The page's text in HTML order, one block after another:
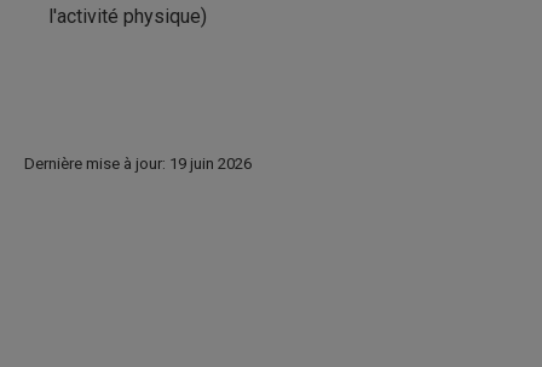
l'activité physique)
Dernière mise à jour: 19 juin 2026